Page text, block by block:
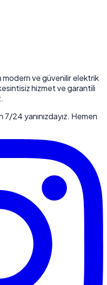
ve güvenilir elektrik
hizmet ve garantili
24 yanınızdayız. Hemen